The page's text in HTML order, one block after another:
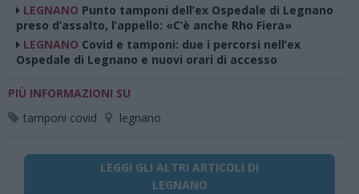
LEGNANO Punto tamponi dell’ex Ospedale di Legnano
preso d’assalto, l’appello: «C’è anche Rho Fiera»
LEGNANO Covid e tamponi: due i percorsi nell’ex
Ospedale di Legnano e nuovi orari di accesso
PIÙ INFORMAZIONI SU
tamponi covid
legnano
LEGGI GLI ALTRI ARTICOLI DI
LEGNANO